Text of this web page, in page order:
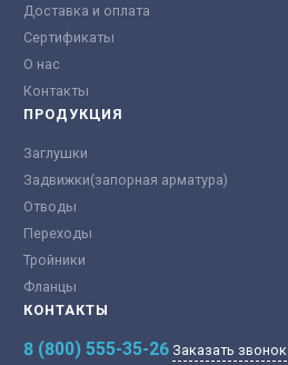
Доставка и оплата
Сертификаты
О нас
Контакты
ПРОДУКЦИЯ
Заглушки
Задвижки(запорная арматура)
Отводы
Переходы
Тройники
Фланцы
КОНТАКТЫ
8 (800) 555-35-26 Заказать звонок